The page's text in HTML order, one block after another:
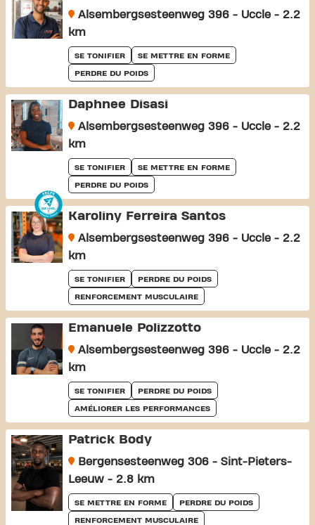
Alsembergsesteenweg 396 - Uccle - 2.2
km
SE TONIFIER SE METTRE EN FORME
PERDRE DU POIDS
Daphnee Disasi
Alsembergsesteenweg 396 - Uccle - 2.2
km
SE TONIFIER SE METTRE EN FORME
PERDRE DU POIDS
Karoliny Ferreira Santos
Alsembergsesteenweg 396 - Uccle - 2.2
km
SE TONIFIER PERDRE DU POIDS
RENFORCEMENT MUSCULAIRE
Emanuele Polizzotto
Alsembergsesteenweg 396 - Uccle - 2.2
km
SE TONIFIER PERDRE DU POIDS
AMÉLIORER LES PERFORMANCES
Patrick Body
Bergensesteenweg 306 - Sint-Pieters-
Leeuw - 2.8 km
SE METTRE EN FORME PERDRE DU POIDS
RENFORCEMENT MUSCULAIRE